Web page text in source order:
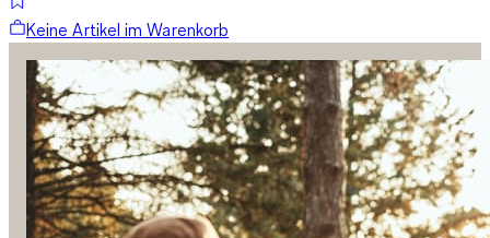
Keine Artikel im Warenkorb